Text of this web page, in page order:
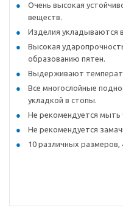
Очень высокая
веществ.
Изделия укладываются
Высокая
образованию пятен.
Выдерживают
Все многослойные
укладкой в стопы.
Не рекомендуется мыть
Не рекомендуется
10 различных